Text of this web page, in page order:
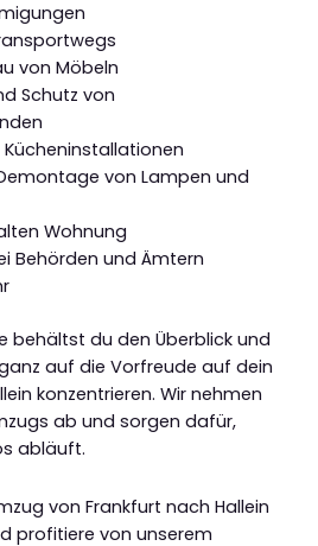
von Möbeln
Schutz von
von Lampen und
Wohnung
Behörden und Ämtern
behältst du den Überblick und
auf die Vorfreude auf dein
konzentrieren. Wir nehmen
ab und sorgen dafür,
abläuft.
von Frankfurt nach Hallein
profitiere von unserem